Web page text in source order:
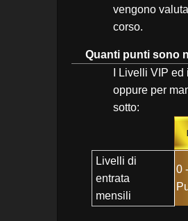
vengono
corso.
Quanti punti sono
I Livelli VIP
oppure per
sotto:
Livelli di
entrata
mensili
0